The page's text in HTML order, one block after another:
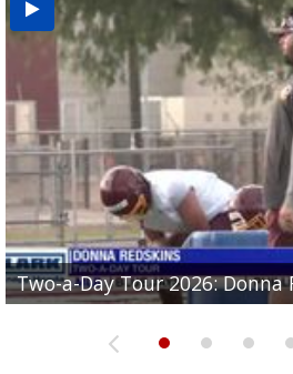
Two-a-Day Tour 2026: Donna
Two-a-Day Tour 2026:
Two-a-Day Tour 2026: La
Two-a-Day Tour 2026: Rio
Two-a-Day Tour 2026:
Bloodhounds